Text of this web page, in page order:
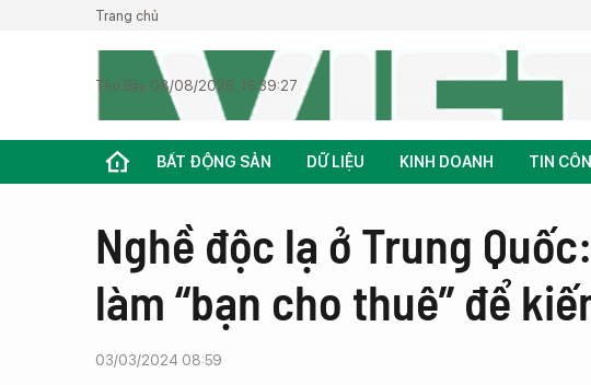
Trang chủ
Thứ Bảy, 08/08/2026, 15:39:27
BẤT ĐỘNG SẢN DỮ LIỆU KINH DOANH TIN
Nghề độc lạ ở Trung
làm “bạn cho thuê” để
03/03/2024 08:59